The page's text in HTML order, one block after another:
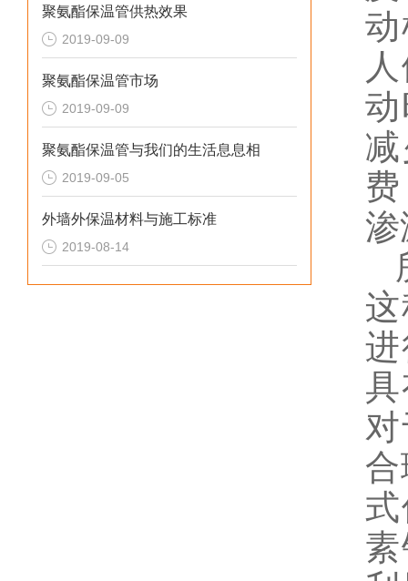
聚氨酯保温管供热效果
2019-09-09
聚氨酯保温管市场
2019-09-09
聚氨酯保温管与我们的生活息息相
2019-09-05
外墙外保温材料与施工标准
2019-08-14